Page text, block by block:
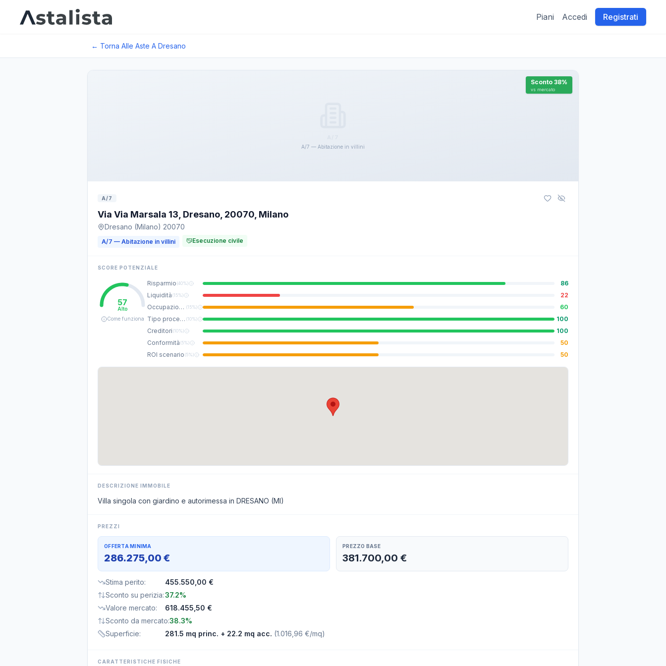
Piani Accedi Registrati
← Torna Alle Aste A Dresano
A/7 — Abitazione in villini
Sconto 38%
vs mercato
A/7
Via Via Marsala 13, Dresano, 20070, Milano
Dresano (Milano) 20070
A/7 — Abitazione in villini Esecuzione civile
SCORE POTENZIALE
57
Alto
Come funziona
Risparmio(40%)
86
Liquidità(15%)
22
Occupazione (15%)
60
Tipo procedura (10%)
100
Creditori(10%)
100
Conformità(5%)
50
ROI scenario(5%) 50
DESCRIZIONE IMMOBILE
Villa singola con giardino e autorimessa in DRESANO (MI)
PREZZI
OFFERTA MINIMA
286.275,00 €
PREZZO BASE
381.700,00 €
Stima perito:
455.550,00 €
Sconto su perizia:37.2%
Valore mercato:
618.455,50 €
Sconto da mercato:38.3%
Superficie: 281.5 mq princ. + 22.2 mq acc. (1.016,96 €/mq)
CARATTERISTICHE FISICHE